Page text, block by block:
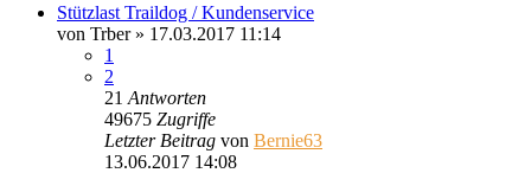
Stützlast Traildog / Kundenservice
von Trber» 17.03.2017 11:14
1
2
21 Antworten
49675 Zugriffe
Letzter Beitrag von Bernie63
13.06.2017 14:08